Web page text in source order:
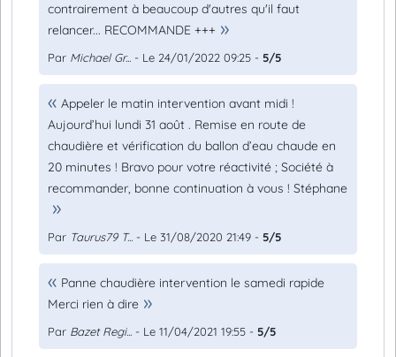
contrairement à beaucoup d'autres qu'il faut
relancer... RECOMMANDE +++
Par Michael Gr... - Le 24/01/2022 09:25 - 5/5
Appeler le matin intervention avant midi !
Aujourd’hui lundi 31 août . Remise en route de
chaudière et vérification du ballon d’eau chaude en
20 minutes ! Bravo pour votre réactivité ; Société à
recommander, bonne continuation à vous ! Stéphane
Par Taurus79 T... - Le 31/08/2020 21:49 - 5/5
Panne chaudière intervention le samedi rapide
Merci rien à dire
Par Bazet Regi... - Le 11/04/2021 19:55 - 5/5